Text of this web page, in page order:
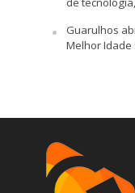
Guarulhos
Melhor Idade